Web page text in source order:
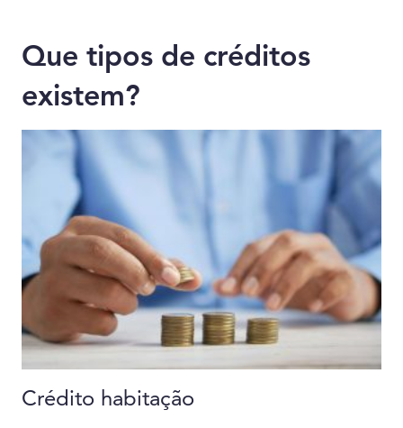
Que tipos de créditos
existem?
Crédito habitação